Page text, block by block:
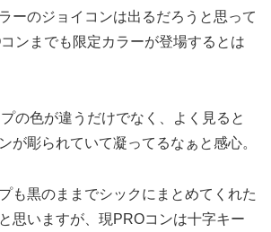
ーのジョイコンは出るだろうと思って
ンまでも限定カラーが登場するとは
の色が違うだけでなく、よく見ると
が彫られていて凝ってるなぁと感心。
も黒のままでシックにまとめてくれた
思いますが、現PROコンは十字キー